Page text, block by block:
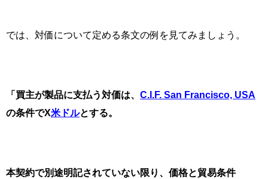
では、対価について定める条文の例を見てみましょう。
「買主が製品に支払う対価は、 C.I.F. San Francisco, USA
の条件でX米ドルとする。
本契約で別途明記されていない限り、価格と貿易条件